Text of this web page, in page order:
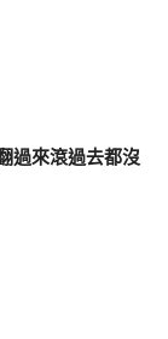
過來滾過去都沒